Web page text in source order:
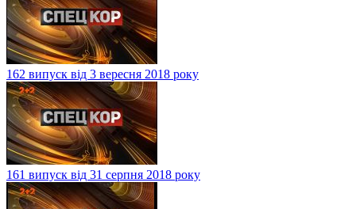
162 випуск від 3 вересня 2018 року
161 випуск від 31 серпня 2018 року